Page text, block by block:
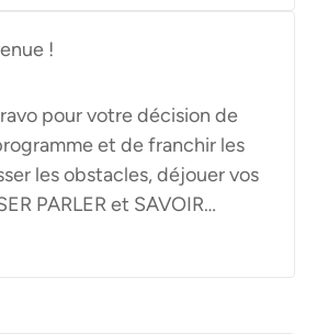
!
pour votre décision de
et de franchir les
les obstacles, déjouer vos
PARLER et SAVOIR…